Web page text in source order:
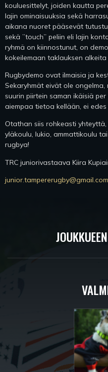
kouluesittelyt, joiden kautta
lajin ominaisuuksia sekä
aikana nuoret pääsevät
sekä ”touch” peliin eli lajin
ryhmä on kiinnostunut, on
kokeilemaan taklauksen
Rugbydemo ovat ilmaisia ja
Sekaryhmät eivät ole
suurin piirtein saman ikäisiä
aiempaa tietoa kellään, ei
Otathan siis rohkeasti
yläkoulu, lukio, ammattikoulu
rugbya!
TRC juniorivastaava Kiira
junior.tampererugby@gmail.com